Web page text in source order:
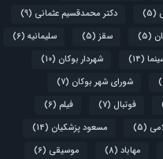
(5) دکتر محمدقسیم عثمانی (9)
(5) سقز (5) سلیمانیه (6)
(14) شهردار بوکان (10)
شورای شهر بوکان (7)
فوتبال (7) فیلم (6)
(5) مسعود پزشکیان (14)
مهاباد (8) موسیقی (6)